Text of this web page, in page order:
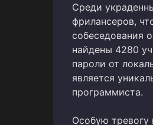
Среди
фрилансеров,
собеседования
найдены 4280
пароли от
является
программиста.
Особую